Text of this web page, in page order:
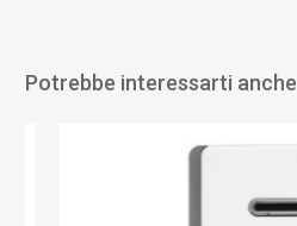
Potrebbe interessarti anche